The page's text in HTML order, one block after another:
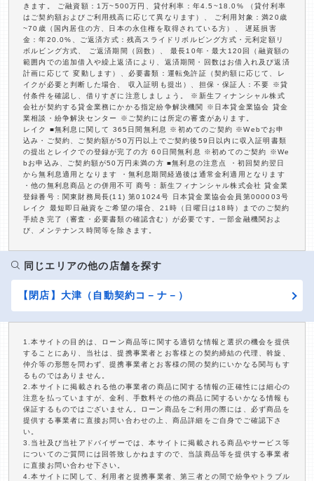
きます。 ご融資額：1万~500万円、貸付利率：年4.5~18.0% （貸付利率
はご契約額およびご利用残高に応じて異なります）、 ご利用対象：満20歳
~70歳（国内居住の方、日本の永住権を取得されている方）、 遅延損害
金：年20.0%、ご返済方式：残高スライドリボルビング方式・元利定額リ
ボルビング方式、 ご返済期間（回数）、 最長10年・最大120回（融資額の
範囲内での追加借入や繰上返済により、返済期間・回数はお借入れ及び返済
計画に応じて 変動します）、必要書類：運転免許証（契約額に応じて、レ
イクが必要と判断した場合、 収入証明も提出）、担保・保証人：不要 ※貸
付条件を確認し、借りすぎに注意しましょう。 ※新生フィナンシャル株式
会社が契約する貸金業務にかかる指定紛争解決機関 ※日本貸金業協会 貸金
業相談・紛争解決センター ※ご契約には所定の審査があります。
レイク ■無利息に関して 365日間無利息 ※初めてのご契約 ※Webでお申
込み・ご契約、ご契約額が50万円以上でご契約後59日以内に収入証明書類
の提出とレイクでの登録が完了の方 60日間無利息 ※初めてのご契約 ※We
bお申込み、ご契約額が50万円未満の方 ■無利息の注意点 ・初回契約翌日
から無利息適用となります ・無利息期間経過後は通常金利適用となります
・他の無利息商品との併用不可 商号：新生フィナンシャル株式会社 貸金業
登録番号：関東財務局長(11) 第01024号 日本貸金業協会会員第000003号
レイク 最短即日融資をご希望の場合、21時（日曜日は18時）までのご契約
手続き完了（審査・必要書類の確認含む）が必要です。一部金融機関およ
び、メンテナンス時間等を除きます。
同じエリアの他の店舗を探す
【閉店】大津（自動契約コ－ナ－）
1.本サイトの目的は、ローン商品等に関する適切な情報と選択の機会を提供
することにあり、当社は、提携事業者とお客様との契約締結の代理、斡旋、
仲介等の形態を問わず、提携事業者とお客様の間の契約にいかなる関与もす
るものではありません。
2.本サイトに掲載される他の事業者の商品に関する情報の正確性には細心の
注意を払っていますが、金利、手数料その他の商品に関するいかなる情報も
保証するものではございません。ローン商品をご利用の際には、必ず商品を
提供する事業者に直接お問い合わせの上、商品詳細をご自身でご確認下さ
い。
3.当社及び当社アドバイザーでは、本サイトに掲載される商品やサービス等
についてのご質問には回答致しかねますので、当該商品等を提供する事業者
に直接お問い合わせ下さい。
4.本サイトに関して、利用者と提携事業者、第三者との間で紛争やトラブル